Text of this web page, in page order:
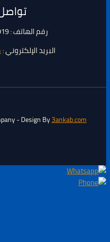
تواصل معنا
رقم الهاتف : 00971565988919
البريد الإلكتروني :
Elhesn company - Design By